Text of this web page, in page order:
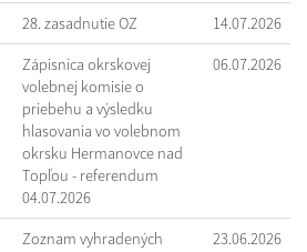
28. zasadnutie OZ 14.07.2026
Zápisnica okrskovej
volebnej komisie o
priebehu a výsledku
hlasovania vo volebnom
okrsku Hermanovce nad
Topľou - referendum
04.07.2026
06.07.2026
Zoznam vyhradených
23.06.2026